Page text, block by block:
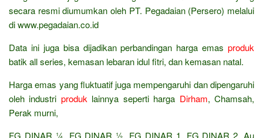
secara resmi diumumkan oleh PT. Pegadaian (Persero) melalui
di www.pegadaian.co.id
Data ini juga bisa dijadikan perbandingan harga emas produk
batik all series, kemasan lebaran idul fitri, dan kemasan natal.
Harga emas yang fluktuatif juga mempengaruhi dan dipengaruhi
oleh industri produk lainnya seperti harga Dirham, Chamsah,
Perak murni,
FG DINAR ¼, FG DINAR ½, FG DINAR 1, FG DINAR 2, Au